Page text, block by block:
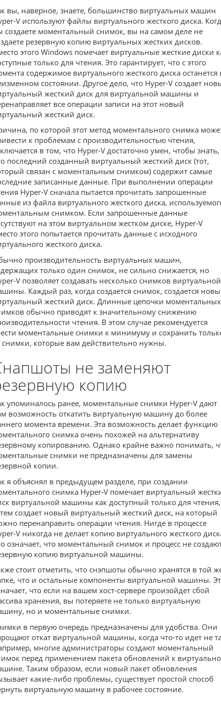
вы, наверное, знаете, большинство виртуальных машин
V используют файлы виртуального жесткого диска.
создаете моментальный снимок, вы на самом деле не
резервную копию виртуальных жестких дисков.
этого Windows помечает виртуальные жесткие диски
только для чтения. Это гарантирует, что с этого
содержимое виртуального жесткого диска останется
состоянии. Другое дело, что Hyper-V создает
жесткий диск для виртуальной машины и
все операции записи на этот новый
жесткий диск.
по которой этот метод моментального снимка
к проблемам с производительностью чтения,
в том, что Hyper-V достаточно умен, чтобы знать,
последний созданный виртуальный жесткий диск (тот,
связан с моментальным снимком) содержит самые
записанные данные. При выполнении операции
Hyper-V сначала пытается прочитать запрошенные
из файла виртуального жесткого диска,
снимком. Если запрошенные данные
на этом виртуальном жестком диске, Hyper-V
этого попытается прочитать данные с исходного
жесткого диска.
производительность виртуальных машин,
только один снимок, не сильно снижается, но
V позволяет создавать несколько снимков виртуальной
Каждый раз, когда создается снимок, создается
жесткий диск. Длинные цепочки моментальных
обычно приводят к значительному снижению
чтения. В этом случае рекомендуется
моментальные снимки к минимуму и сохранить
снимки, которые вам действительно нужны.
не заменяют
копию
упоминалось ранее, моментальные снимки Hyper-V дают
возможность откатить виртуальную машину до более
момента времени. Эта возможность делает функцию
снимка очень похожей на альтернативу
копированию. Однако крайне важно понимать,
снимки не предназначены для замены
копии.
я объяснял в предыдущем разделе, при создании
снимка Hyper-V помечает виртуальный
виртуальной машины как доступный только для
создает новый виртуальный жесткий диск, на который
перенаправить операции чтения. Нигде в процессе
V никогда не делает копию виртуального жесткого
означает, что моментальный снимок и процесс не
копию виртуальной машины.
стоит отметить, что снэпшоты обычно хранятся в той
что и остальные компоненты виртуальной машины.
что если на вашем хост-сервере произойдет сбой
хранения, вы потеряете не только виртуальную
но и моментальные снимки.
в первую очередь предназначены для удобства. Они
откат виртуальной машины, когда что-то идет не
многие администраторы создают моментальный
перед применением пакета обновлений к
Таким образом, если новый пакет обновления
какие-либо проблемы, существует простой способ
виртуальную машину в рабочее состояние.